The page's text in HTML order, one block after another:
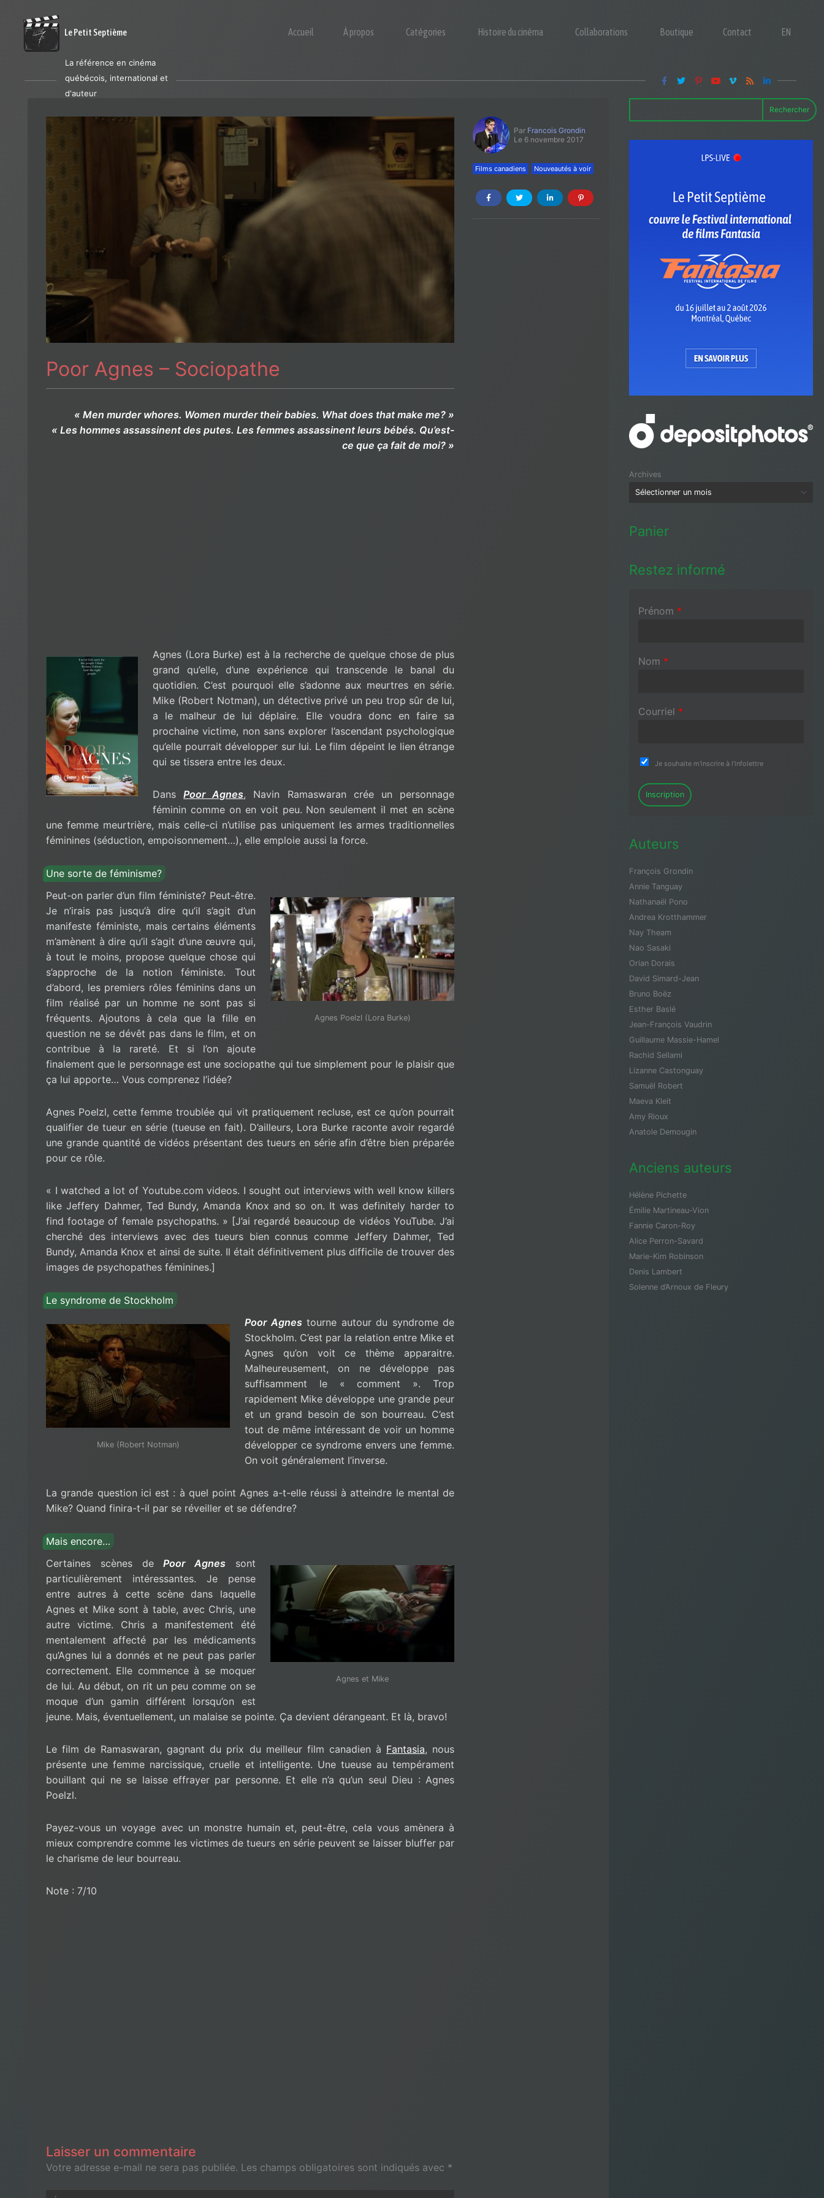
Le Petit Septième Accueil À propos Catégories Histoire du cinéma Collaborations Boutique Contact EN
La référence en cinéma
québécois, international et
d'auteur
Poor Agnes – Sociopathe
« Men murder whores. Women murder their babies. What does that make me? »
« Les hommes assassinent des putes. Les femmes assassinent leurs bébés. Qu’est-
ce que ça fait de moi? »
Agnes (Lora Burke) est à la recherche de quelque chose de plus
grand qu’elle, d’une expérience qui transcende le banal du
quotidien. C’est pourquoi elle s’adonne aux meurtres en série.
Mike (Robert Notman), un détective privé un peu trop sûr de lui,
a le malheur de lui déplaire. Elle voudra donc en faire sa
prochaine victime, non sans explorer l’ascendant psychologique
qu’elle pourrait développer sur lui. Le film dépeint le lien étrange
qui se tissera entre les deux.
DansPoor Agnes, Navin Ramaswaran crée un personnage
féminin comme on en voit peu. Non seulement il met en scène
une femme meurtrière, mais celle-ci n’utilise pas uniquement les armes traditionnelles
féminines (séduction, empoisonnement…), elle emploie aussi la force.
Une sorte de féminisme?
Agnes Poelzl (Lora Burke)
Peut-on parler d’un film féministe? Peut-être.
Je n’irais pas jusqu’à dire qu’il s’agit d’un
manifeste féministe, mais certains éléments
m’amènent à dire qu’il s’agit d’une œuvre qui,
à tout le moins, propose quelque chose qui
s’approche de la notion féministe. Tout
d’abord, les premiers rôles féminins dans un
film réalisé par un homme ne sont pas si
fréquents. Ajoutons à cela que la fille en
question ne se dévêt pas dans le film, et on
contribue à la rareté. Et si l’on ajoute
finalement que le personnage est une sociopathe qui tue simplement pour le plaisir que
ça lui apporte… Vous comprenez l’idée?
Agnes Poelzl, cette femme troublée qui vit pratiquement recluse, est ce qu’on pourrait
qualifier de tueur en série (tueuse en fait). D’ailleurs, Lora Burke raconte avoir regardé
une grande quantité de vidéos présentant des tueurs en série afin d’être bien préparée
pour ce rôle.
« I watched a lot of Youtube.com videos. I sought out interviews with well know killers
like Jeffery Dahmer, Ted Bundy, Amanda Knox and so on. It was definitely harder to
find footage of female psychopaths. » [J’ai regardé beaucoup de vidéos YouTube. J’ai
cherché des interviews avec des tueurs bien connus comme Jeffery Dahmer, Ted
Bundy, Amanda Knox et ainsi de suite. Il était définitivement plus difficile de trouver des
images de psychopathes féminines.]
Le syndrome de Stockholm
Mike (Robert Notman)
Poor Agnestourne autour du syndrome de
Stockholm. C’est par la relation entre Mike et
Agnes qu’on voit ce thème apparaitre.
Malheureusement, on ne développe pas
suffisamment le « comment ». Trop
rapidement Mike développe une grande peur
et un grand besoin de son bourreau. C’est
tout de même intéressant de voir un homme
développer ce syndrome envers une femme.
On voit généralement l’inverse.
La grande question ici est : à quel point Agnes a-t-elle réussi à atteindre le mental de
Mike? Quand finira-t-il par se réveiller et se défendre?
Mais encore…
Agnes et Mike
Certaines scènes dePoor Agnes sont
particulièrement intéressantes. Je pense
entre autres à cette scène dans laquelle
Agnes et Mike sont à table, avec Chris, une
autre victime. Chris a manifestement été
mentalement affecté par les médicaments
qu’Agnes lui a donnés et ne peut pas parler
correctement. Elle commence à se moquer
de lui. Au début, on rit un peu comme on se
moque d’un gamin différent lorsqu’on est
jeune. Mais, éventuellement, un malaise se pointe. Ça devient dérangeant. Et là, bravo!
Le film de Ramaswaran, gagnant du prix du meilleur film canadien à Fantasia, nous
présente une femme narcissique, cruelle et intelligente. Une tueuse au tempérament
bouillant qui ne se laisse effrayer par personne. Et elle n’a qu’un seul Dieu : Agnes
Poelzl.
Payez-vous un voyage avec un monstre humain et, peut-être, cela vous amènera à
mieux comprendre comme les victimes de tueurs en série peuvent se laisser bluffer par
le charisme de leur bourreau.
Note : 7/10
Laisser un commentaire
Votre adresse e-mail ne sera pas publiée. Les champs obligatoires sont indiqués avec *
Par Francois Grondin
Le 6 novembre 2017
Films canadiens Nouveautés à voir
Rechercher
Archives
Panier
Restez informé
Prénom *
Nom *
Courriel *
Je souhaite m'inscrire à l'infolettre
Inscription
Auteurs
François Grondin
Annie Tanguay
Nathanaël Pono
Andrea Krotthammer
Nay Theam
Nao Sasaki
Orian Dorais
David Simard-Jean
Bruno Boëz
Esther Baslé
Jean-François Vaudrin
Guillaume Massie-Hamel
Rachid Sellami
Lizanne Castonguay
Samuël Robert
Maeva Kleit
Amy Rioux
Anatole Demougin
Anciens auteurs
Hélène Pichette
Émilie Martineau-Vion
Fannie Caron-Roy
Alice Perron-Savard
Marie-Kim Robinson
Denis Lambert
Solenne d’Arnoux de Fleury